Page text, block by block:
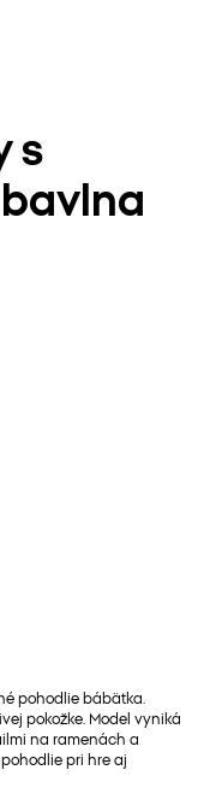
s
pohodlie bábätka.
pokožke. Model vyniká
na ramenách a
pri hre aj